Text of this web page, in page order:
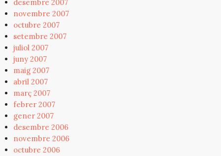
desembre 2007
novembre 2007
octubre 2007
setembre 2007
juliol 2007
juny 2007
maig 2007
abril 2007
març 2007
febrer 2007
gener 2007
desembre 2006
novembre 2006
octubre 2006